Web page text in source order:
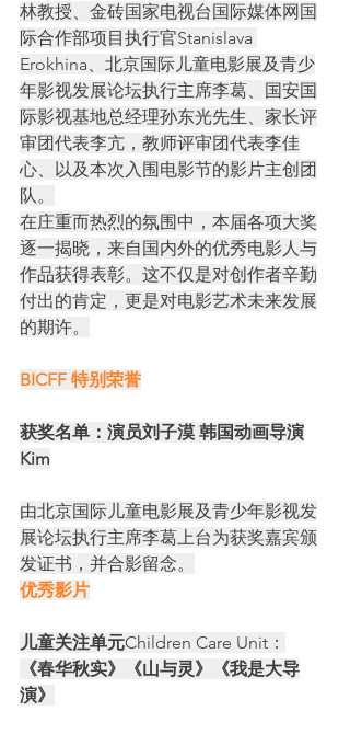
林教授、金砖国家电视台国际媒体网国
际合作部项目执行官Stanislava
Erokhina、北京国际儿童电影展及青少
年影视发展论坛执行主席李葛、国安国
际影视基地总经理孙东光先生、家长评
审团代表李亢，教师评审团代表李佳
心、以及本次入围电影节的影片主创团
队。
在庄重而热烈的氛围中，本届各项大奖
逐一揭晓，来自国内外的优秀电影人与
作品获得表彰。这不仅是对创作者辛勤
付出的肯定，更是对电影艺术未来发展
的期许。
BICFF 特别荣誉
获奖名单：演员刘子漠 韩国动画导演
Kim
由北京国际儿童电影展及青少年影视发
展论坛执行主席李葛上台为获奖嘉宾颁
发证书，并合影留念。
优秀影片
儿童关注单元Children Care Unit：
《春华秋实》《山与灵》《我是大导
演》